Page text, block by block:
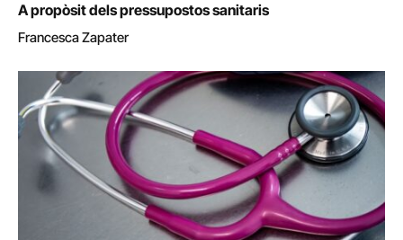
A propòsit dels pressupostos sanitaris
Francesca Zapater